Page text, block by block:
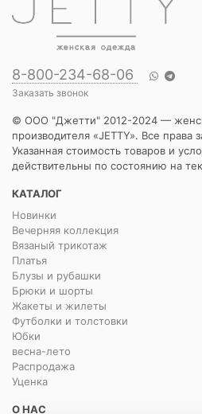
8-800-234-68-06
Заказать звонок
© ООО "Джетти" 2012-2024 —
производителя «JETTY». Все права
Указанная стоимость товаров и
действительны по состоянию на
КАТАЛОГ
Новинки
Вечерняя коллекция
Вязаный трикотаж
Платья
Блузы и рубашки
Брюки и шорты
Жакеты и жилеты
Футболки и толстовки
Юбки
весна-лето
Распродажа
Уценка
О НАС